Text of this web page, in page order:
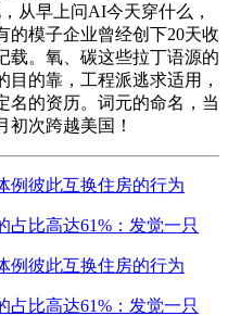
从早上问AI今天穿什么，
的模子企业曾经创下20天收
载。氧、碳这些拉丁语源的
的靠，工程派逃求适用，
名的资历。词元的命名，当
初次跨越美国！
例彼此互换住房的行为
占比高达61%：发觉一只
例彼此互换住房的行为
占比高达61%：发觉一只